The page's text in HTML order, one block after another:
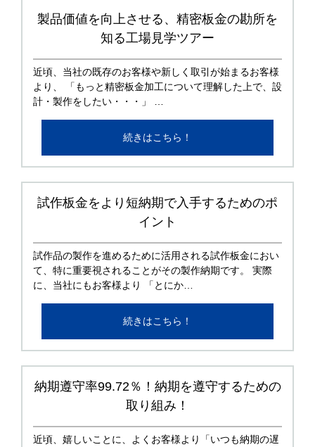
製品価値を向上させる、精密板金の勘所を
知る工場見学ツアー
近頃、当社の既存のお客様や新しく取引が始まるお客様
より、 「もっと精密板金加工について理解した上で、設
計・製作をしたい・・・」 …
続きはこちら！
試作板金をより短納期で入手するためのポ
イント
試作品の製作を進めるために活用される試作板金におい
て、特に重要視されることがその製作納期です。 実際
に、当社にもお客様より 「とにか…
続きはこちら！
納期遵守率99.72％！納期を遵守するための
取り組み！
近頃、嬉しいことに、よくお客様より「いつも納期の遅